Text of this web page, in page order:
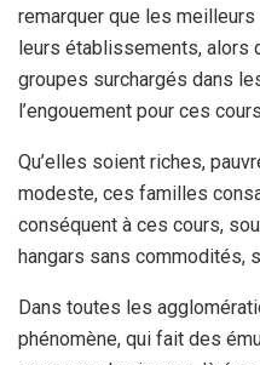
remarquer que les
leurs établissements, alors
groupes surchargés dans
l’engouement pour ces
Qu’elles soient riches,
modeste, ces familles
conséquent à ces cours,
hangars sans commodités,
Dans toutes les
phénomène, qui fait des